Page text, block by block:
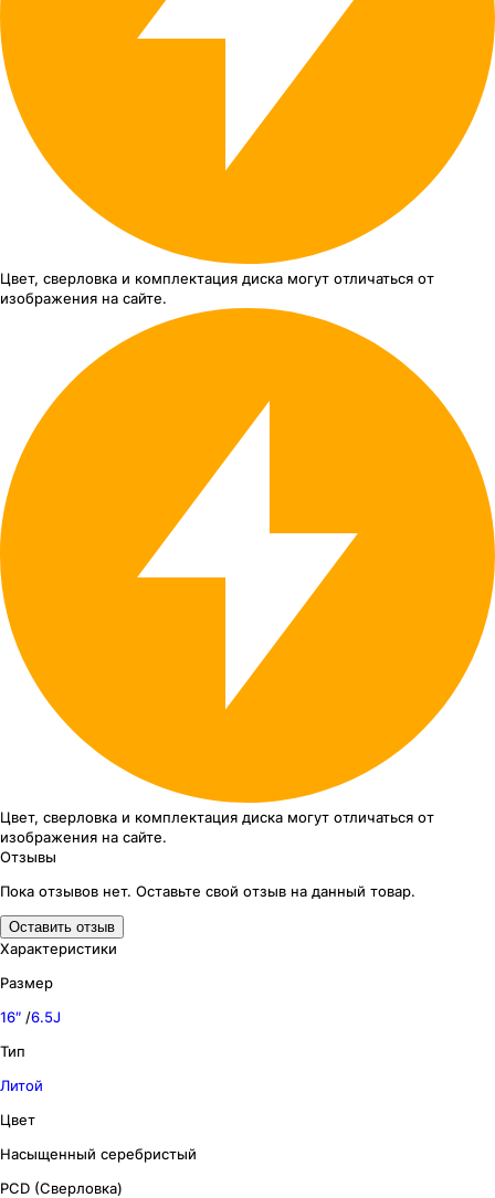
Цвет, сверловка и комплектация диска могут отличаться от
изображения на сайте.
Цвет, сверловка и комплектация диска могут отличаться от
изображения на сайте.
Отзывы
Пока отзывов нет. Оставьте свой отзыв на данный товар.
Оставить отзыв
Характеристики
Размер
16″ /6.5J
Тип
Литой
Цвет
Насыщенный серебристый
PCD (Сверловка)